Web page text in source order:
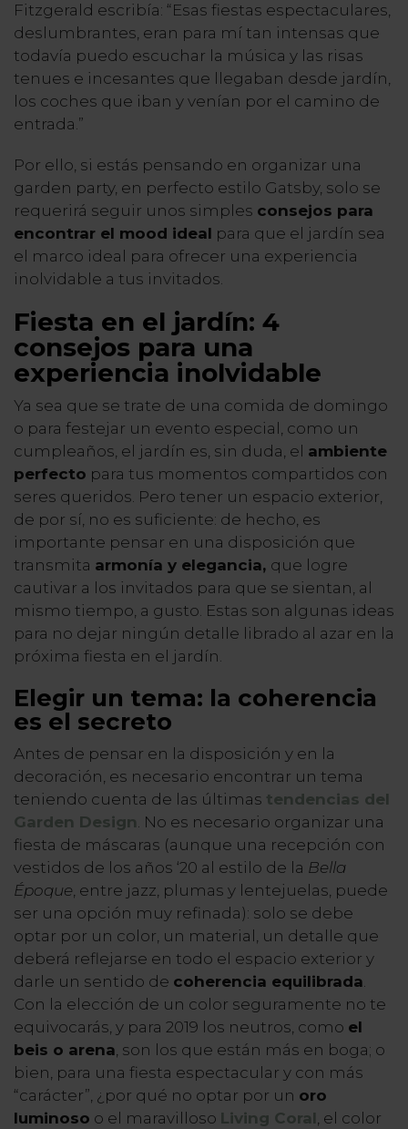
Fitzgerald escribía: “Esas fiestas espectaculares,
deslumbrantes, eran para mí tan intensas que
todavía puedo escuchar la música y las risas
tenues e incesantes que llegaban desde jardín,
los coches que iban y venían por el camino de
entrada.”
Por ello, si estás pensando en organizar una
garden party, en perfecto estilo Gatsby, solo se
requerirá seguir unos simples consejos para
encontrar el mood ideal para que el jardín sea
el marco ideal para ofrecer una experiencia
inolvidable a tus invitados.
Fiesta en el jardín: 4
consejos para una
experiencia inolvidable
Ya sea que se trate de una comida de domingo
o para festejar un evento especial, como un
cumpleaños, el jardín es, sin duda, el ambiente
perfecto para tus momentos compartidos con
seres queridos. Pero tener un espacio exterior,
de por sí, no es suficiente: de hecho, es
importante pensar en una disposición que
transmita armonía y elegancia, que logre
cautivar a los invitados para que se sientan, al
mismo tiempo, a gusto. Estas son algunas ideas
para no dejar ningún detalle librado al azar en la
próxima fiesta en el jardín.
Elegir un tema: la coherencia
es el secreto
Antes de pensar en la disposición y en la
decoración, es necesario encontrar un tema
teniendo cuenta de las últimas tendencias del
Garden Design. No es necesario organizar una
fiesta de máscaras (aunque una recepción con
vestidos de los años ‘20 al estilo de la Bella
Époque, entre jazz, plumas y lentejuelas, puede
ser una opción muy refinada): solo se debe
optar por un color, un material, un detalle que
deberá reflejarse en todo el espacio exterior y
darle un sentido de coherencia equilibrada.
Con la elección de un color seguramente no te
equivocarás, y para 2019 los neutros, como el
beis o arena, son los que están más en boga; o
bien, para una fiesta espectacular y con más
“carácter”, ¿por qué no optar por un oro
luminoso o el maravilloso Living Coral, el color